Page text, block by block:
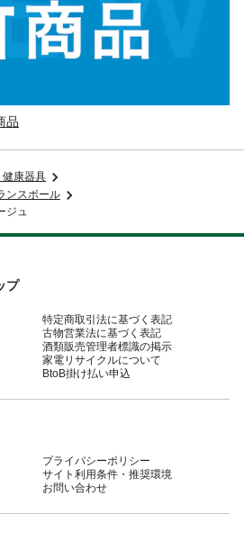
品
健康器具
ンスボール
ジュ
プ
特定商取引法に基づく表記
古物営業法に基づく表記
酒類販売管理者標識の掲示
家電リサイクルについて
BtoB掛け払い申込
プライバシーポリシー
サイト利用条件・推奨環境
お問い合わせ